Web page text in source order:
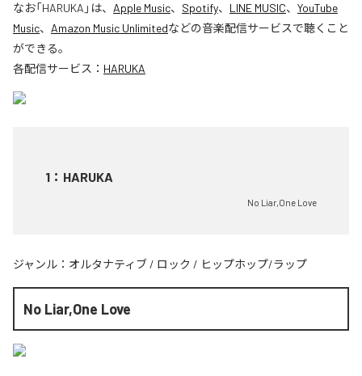
なお「HARUKA 」は、 Apple Music、 Spotify、 LINE MUSIC、 YouTube
Music、 Amazon Music Unlimitedなどの音楽配信サービスで聴くこと
ができる。
各配信サービス： HARUKA
1 ： HARUKA
No Liar,One Love
ジャンル： オルタナティブ / ロック / ヒップホップ/ラップ
No Liar,One Love